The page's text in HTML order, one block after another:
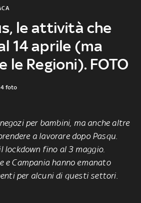
le attività che
14 aprile (ma
Regioni). FOTO
foto
per bambini, ma anche altre
a lavorare dopo Pasqu.
lockdown fino al 3 maggio.
e Campania hanno emanato
per alcuni di questi settori.